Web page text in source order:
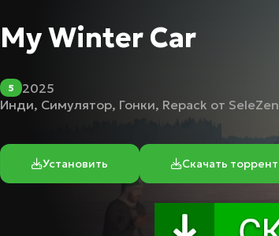
My Winter Car
5
2025
Инди, Симулятор, Гонки, Repack от SeleZen
Установить Скачать торрент